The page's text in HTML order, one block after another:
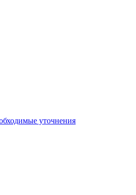
уточнения